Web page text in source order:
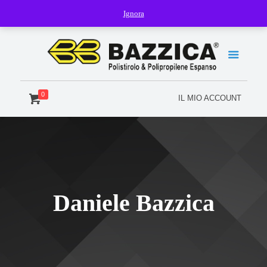
0 IL MIO ACCOUNT
Daniele Bazzica
Ignora